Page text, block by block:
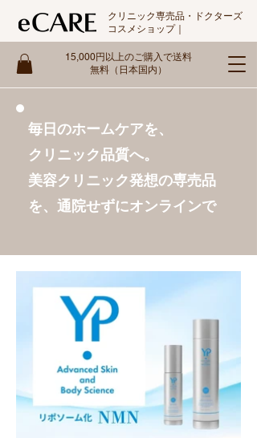
15,000円以上のご購入で送料
無料（日本国内）
クリニック専売品・ドクターズ
コスメショップ｜
毎日のホームケアを、
クリニック品質へ。
美容クリニック発想の専売品
を、通院せずにオンラインで